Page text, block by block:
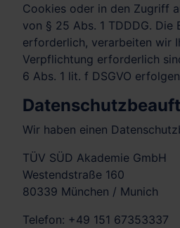
Cookies oder in den Zugriff
von § 25 Abs. 1 TDDDG.
erforderlich, verarbeiten wir
Verpflichtung erforderlich
6 Abs. 1 lit. f DSGVO
Wir haben einen
TÜV SÜD Akademie GmbH
Westendstraße 160
80339 München / Munich
Telefon: +49 151 67353337